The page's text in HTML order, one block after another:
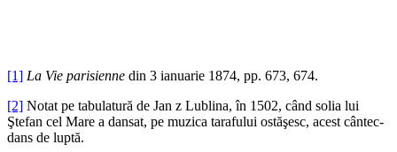
[1] La Vie parisienne din 3 ianuarie 1874, pp. 673, 674.
[2] Notat pe tabulatură de Jan z Lublina, în 1502, când solia lui
Ştefan cel Mare a dansat, pe muzica tarafului ostăşesc, acest cântec-
dans de luptă.